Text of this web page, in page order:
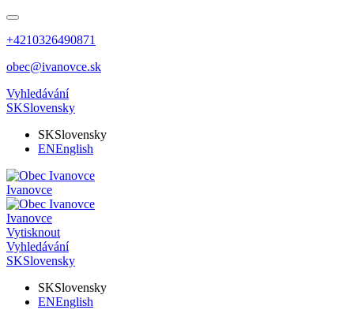
+4210326490871
obec@ivanovce.sk
Vyhledávání
SKSlovensky
SKSlovensky
ENEnglish
Ivanovce
Ivanovce
Vytisknout
Vyhledávání
SKSlovensky
SKSlovensky
ENEnglish